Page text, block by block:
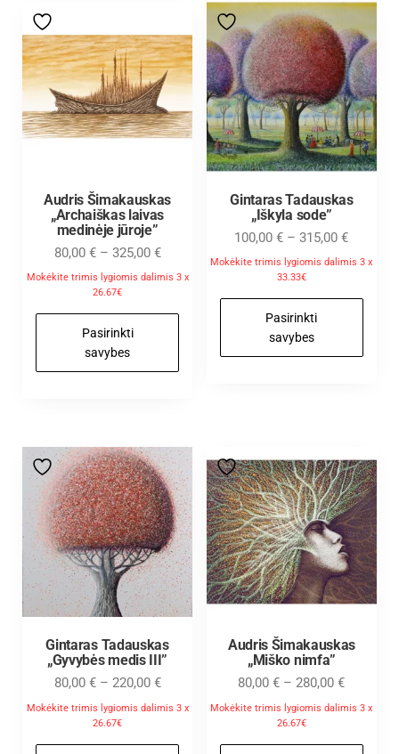
Audris Šimakauskas
„Archaiškas laivas
medinėje jūroje”
80,00 € – 325,00 €
Mokėkite trimis lygiomis dalimis 3 x
26.67€
Pasirinkti
savybes
Gintaras Tadauskas
„Iškyla sode”
100,00€ – 315,00€
Mokėkite trimis lygiomis dalimis 3 x
33.33€
Pasirinkti
savybes
Gintaras Tadauskas
„Gyvybės medis III”
80,00 € – 220,00 €
Mokėkite trimis lygiomis dalimis 3 x
26.67€
Audris Šimakauskas
„Miško nimfa”
80,00€ – 280,00€
Mokėkite trimis lygiomis dalimis 3 x
26.67€